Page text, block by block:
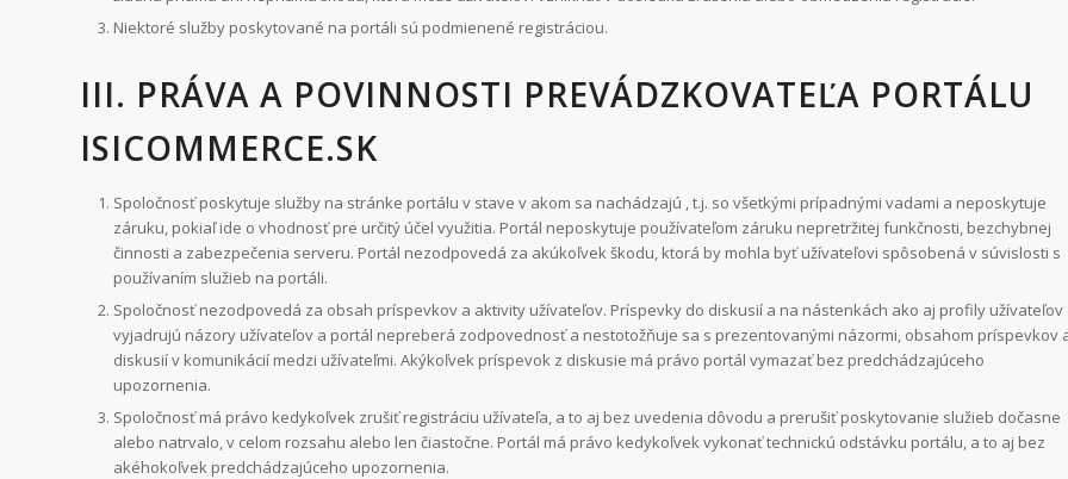
Niektoré služby poskytované na portáli sú podmienené registráciou.
III. PRÁVA A POVINNOSTI PREVÁDZKOVATEĽA PORTÁLU
ISICOMMERCE.SK
Spoločnosť poskytuje služby na stránke portálu v stave v akom sa nachádzajú , t.j. so všetkými prípadnými vadami a neposkytuje
záruku, pokiaľ ide o vhodnosť pre určitý účel využitia. Portál neposkytuje používateľom záruku nepretržitej funkčnosti, bezchybnej
činnosti a zabezpečenia serveru. Portál nezodpovedá za akúkoľvek škodu, ktorá by mohla byť užívateľovi spôsobená v súvislosti s
používaním služieb na portáli.
Spoločnosť nezodpovedá za obsah príspevkov a aktivity užívateľov. Príspevky do diskusií a na nástenkách ako aj profily užívateľov
vyjadrujú názory užívateľov a portál nepreberá zodpovednosť a nestotožňuje sa s prezentovanými názormi, obsahom príspevkov
diskusií v komunikácií medzi užívateľmi. Akýkoľvek príspevok z diskusie má právo portál vymazať bez predchádzajúceho
upozornenia.
Spoločnosť má právo kedykoľvek zrušiť registráciu užívateľa, a to aj bez uvedenia dôvodu a prerušiť poskytovanie služieb dočasne
alebo natrvalo, v celom rozsahu alebo len čiastočne. Portál má právo kedykoľvek vykonať technickú odstávku portálu, a to aj bez
akéhokoľvek predchádzajúceho upozornenia.